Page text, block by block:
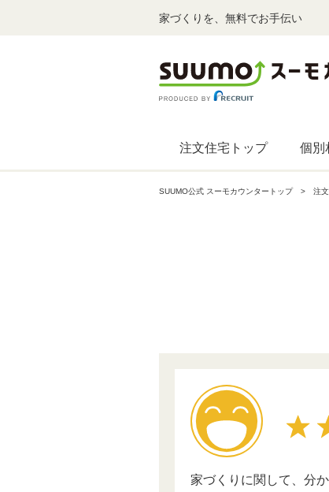
家づくりを、無料でお手伝い
注文住宅トップ 個別
SUUMO公式 スーモカウンタートップ 注
家づくりに関して、分